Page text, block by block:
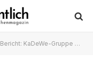
Bericht: KaDeWe-Gruppe schrieb jahrelang immer größere Verluste